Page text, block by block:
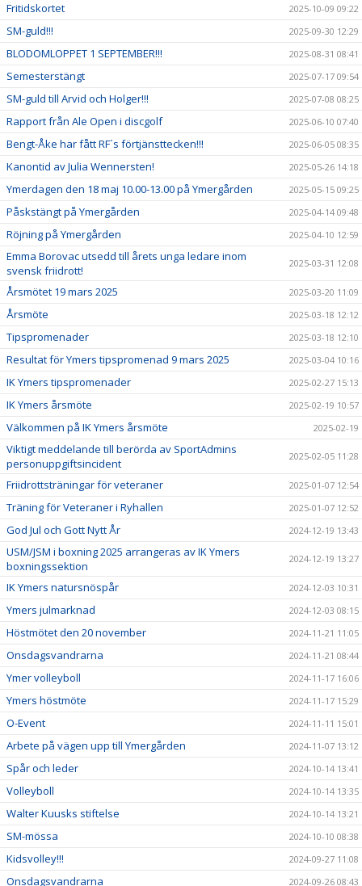
Fritidskortet 2025-10-09 09:22
SM-guld!!! 2025-09-30 12:29
BLODOMLOPPET 1 SEPTEMBER!!! 2025-08-31 08:41
Semesterstängt 2025-07-17 09:54
SM-guld till Arvid och Holger!!! 2025-07-08 08:25
Rapport från Ale Open i discgolf 2025-06-10 07:40
Bengt-Åke har fått RF´s förtjänsttecken!!! 2025-06-05 08:35
Kanontid av Julia Wennersten! 2025-05-26 14:18
Ymerdagen den 18 maj 10.00-13.00 på Ymergården 2025-05-15 09:25
Påskstängt på Ymergården 2025-04-14 09:48
Röjning på Ymergården 2025-04-10 12:59
Emma Borovac utsedd till årets unga ledare inom
svensk friidrott!
2025-03-31 12:08
Årsmötet 19 mars 2025 2025-03-20 11:09
Årsmöte 2025-03-18 12:12
Tipspromenader 2025-03-18 12:10
Resultat för Ymers tipspromenad 9 mars 2025 2025-03-04 10:16
IK Ymers tipspromenader 2025-02-27 15:13
IK Ymers årsmöte 2025-02-19 10:57
Välkommen på IK Ymers årsmöte 2025-02-19
Viktigt meddelande till berörda av SportAdmins
personuppgiftsincident
2025-02-05 11:28
Friidrottsträningar för veteraner 2025-01-07 12:54
Träning för Veteraner i Ryhallen 2025-01-07 12:52
God Jul och Gott Nytt År 2024-12-19 13:43
USM/JSM i boxning 2025 arrangeras av IK Ymers
boxningssektion
2024-12-19 13:27
IK Ymers natursnöspår 2024-12-03 10:31
Ymers julmarknad 2024-12-03 08:15
Höstmötet den 20 november 2024-11-21 11:05
Onsdagsvandrarna 2024-11-21 08:44
Ymer volleyboll 2024-11-17 16:06
Ymers höstmöte 2024-11-17 15:29
O-Event 2024-11-11 15:01
Arbete på vägen upp till Ymergården 2024-11-07 13:12
Spår och leder 2024-10-14 13:41
Volleyboll 2024-10-14 13:35
Walter Kuusks stiftelse 2024-10-14 13:21
SM-mössa 2024-10-10 08:38
Kidsvolley!!! 2024-09-27 11:08
Onsdagsvandrarna 2024-09-26 08:43